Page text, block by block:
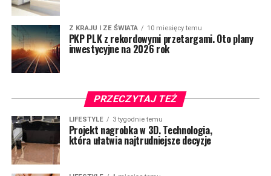
Z KRAJU I ZE ŚWIATA 10 miesięcy temu
PKP PLK z rekordowymi przetargami. Oto plany
inwestycyjne na 2026 rok
PRZECZYTAJ TEŻ
LIFESTYLE 3 tygodnie temu
Projekt nagrobka w 3D. Technologia,
która ułatwia najtrudniejsze decyzje